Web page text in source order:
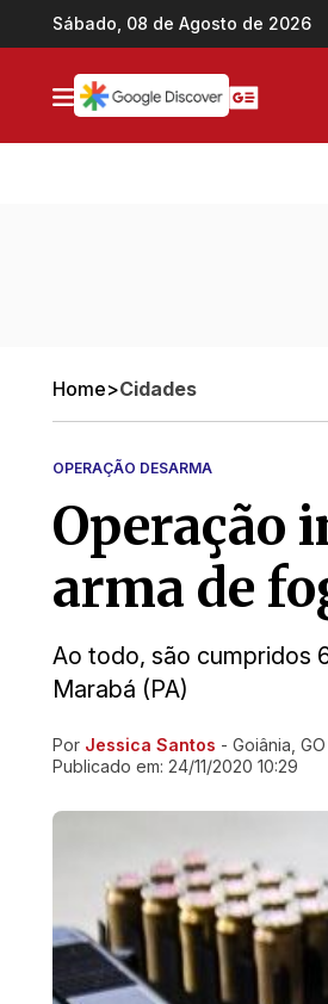
Ir direto pro conteúdo
Sábado, 08 de Agosto de 2026
Home>Cidades
OPERAÇÃO DESARMA
Operação
arma de
Ao todo, são cumpridos
Marabá (PA)
Ir direto pra matéria
Por Jessica Santos - Goiânia, GO
Publicado em: 24/11/2020 10:29